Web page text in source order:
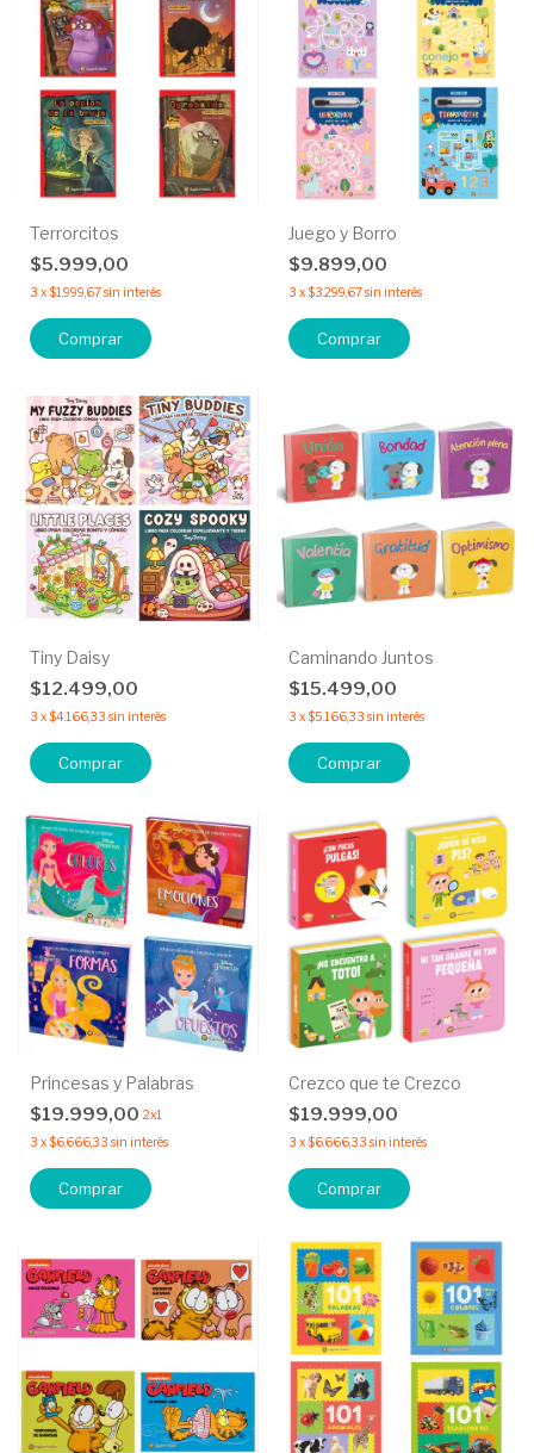
Terrorcitos
$5.999,00
3 x$1.999,67sin interés
Comprar
Juego y Borro
$9.899,00
3 x$3.299,67sin interés
Comprar
Tiny Daisy
$12.499,00
3 x$4.166,33 sin interés
Comprar
Caminando Juntos
$15.499,00
3 x$5.166,33 sin interés
Comprar
Princesas y Palabras
$19.999,00 2x1
3 x$6.666,33 sin interés
Comprar
Crezco que te Crezco
$19.999,00
3 x$6.666,33 sin interés
Comprar